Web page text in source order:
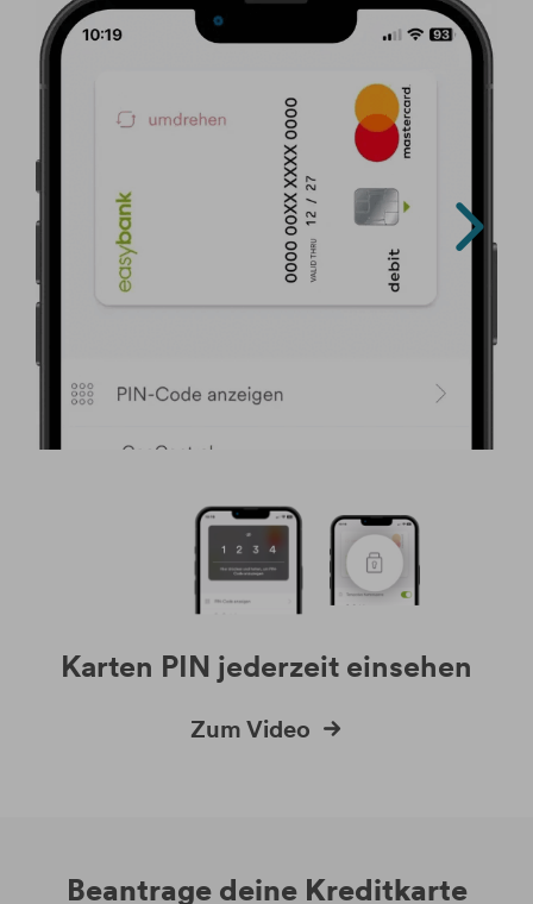
Karten PIN jederzeit einsehen
Zum Video
Karte schnell und einfach
Flexibel Kartenlimits ändern
Zum Video
Geld einfach an Freunde senden
Smartcash
Beantrage deine Kreditkarte